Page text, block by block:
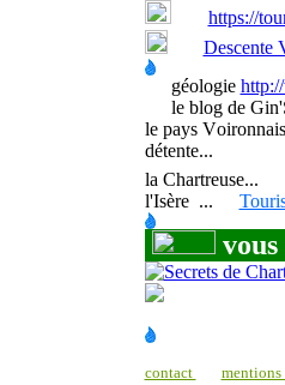
https://
Descente
géologie
le blog de
le pays V
détente...
la Chartreuse...
l'Isère ...
contact mentions